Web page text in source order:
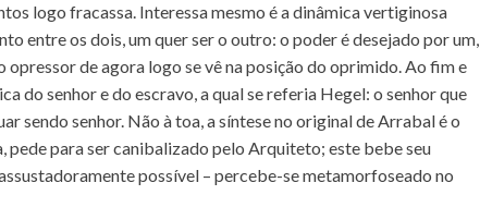
logo fracassa. Interessa mesmo é a dinâmica vertiginosa
entre os dois, um quer ser o outro: o poder é desejado por um,
opressor de agora logo se vê na posição do oprimido. Ao fim e
do senhor e do escravo, a qual se referia Hegel: o senhor que
sendo senhor. Não à toa, a síntese no original de Arrabal é o
pede para ser canibalizado pelo Arquiteto; este bebe seu
possível – percebe-se metamorfoseado no